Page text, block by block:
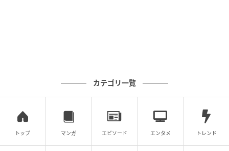
ラファンが始動！
カテゴリ一覧
トップ マンガ エピソード エンタメ トレンド